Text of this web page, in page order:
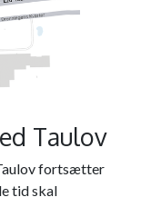
Taulov
fortsætter
tid skal